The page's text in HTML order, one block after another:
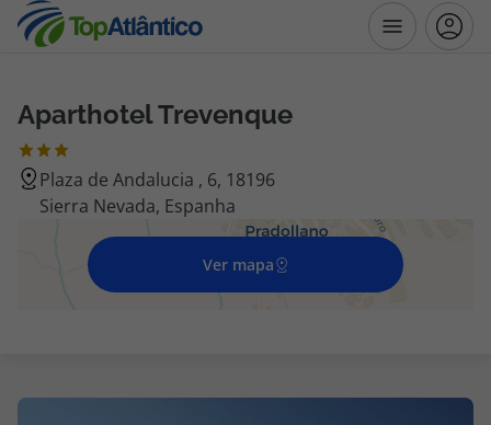
Destinos
Voos
Voos + Hotel
Aparthotel Trevenque
Plaza de Andalucia , 6, 18196
Sierra Nevada, Espanha
Ver mapa